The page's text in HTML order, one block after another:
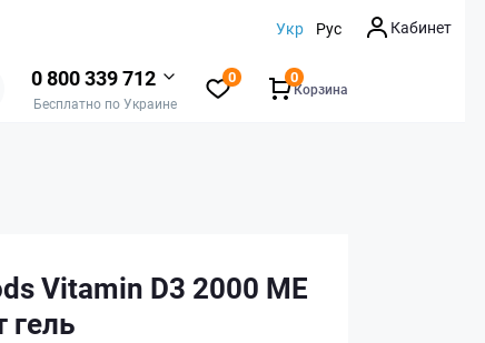
Укр Рус Кабинет
0 800 339 712
Бесплатно по Украине
0
Корзина
0
Vitamin D3 2000 ME
гель